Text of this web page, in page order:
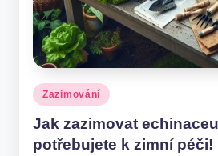
Posted
in
Zazimování
Jak zazimovat
potřebujete k zimní péči!